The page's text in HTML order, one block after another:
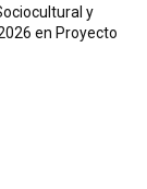
y
en Proyecto